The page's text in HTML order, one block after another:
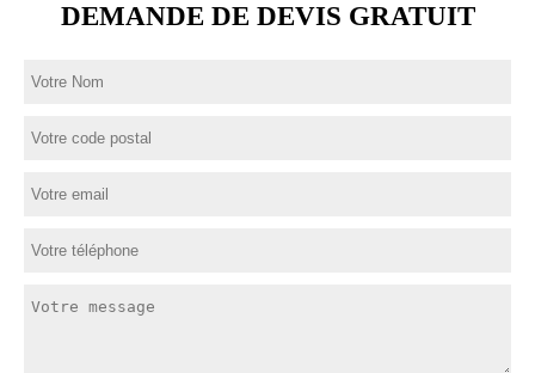
DEMANDE DE DEVIS GRATUIT